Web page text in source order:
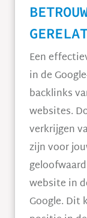
Een
in de
backlinks
websites.
verkrijgen
zijn voor
website in
Google. Dit